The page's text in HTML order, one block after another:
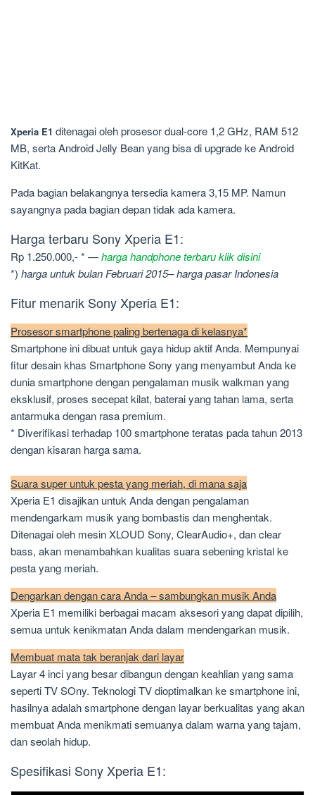
Xperia E1 ditenagai oleh prosesor dual-core 1,2 GHz, RAM 512
MB, serta Android Jelly Bean yang bisa di upgrade ke Android
KitKat.
Pada bagian belakangnya tersedia kamera 3,15 MP. Namun
sayangnya pada bagian depan tidak ada kamera.
Harga terbaru Sony Xperia E1:
Rp 1.250.000,- * —harga handphone terbaru klik disini
*) harga untuk bulan Februari 2015– harga pasar Indonesia
Fitur menarik Sony Xperia E1:
Prosesor smartphone paling bertenaga di kelasnya*
Smartphone ini dibuat untuk gaya hidup aktif Anda. Mempunyai
fitur desain khas Smartphone Sony yang menyambut Anda ke
dunia smartphone dengan pengalaman musik walkman yang
eksklusif, proses secepat kilat, baterai yang tahan lama, serta
antarmuka dengan rasa premium.
* Diverifikasi terhadap 100 smartphone teratas pada tahun 2013
dengan kisaran harga sama.
Suara super untuk pesta yang meriah, di mana saja
Xperia E1 disajikan untuk Anda dengan pengalaman
mendengarkam musik yang bombastis dan menghentak.
Ditenagai oleh mesin XLOUD Sony, ClearAudio+, dan clear
bass, akan menambahkan kualitas suara sebening kristal ke
pesta yang meriah.
Dengarkan dengan cara Anda – sambungkan musik Anda
Xperia E1 memiliki berbagai macam aksesori yang dapat dipilih,
semua untuk kenikmatan Anda dalam mendengarkan musik.
Membuat mata tak beranjak dari layar
Layar 4 inci yang besar dibangun dengan keahlian yang sama
seperti TV SOny. Teknologi TV dioptimalkan ke smartphone ini,
hasilnya adalah smartphone dengan layar berkualitas yang akan
membuat Anda menikmati semuanya dalam warna yang tajam,
dan seolah hidup.
Spesifikasi Sony Xperia E1: